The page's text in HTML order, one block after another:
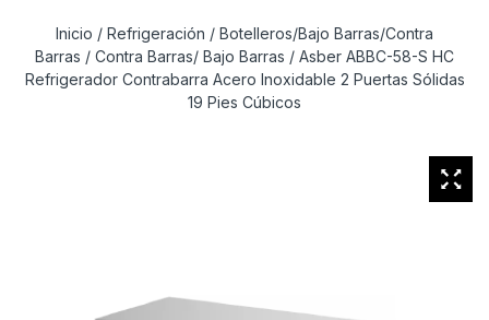
Inicio / Refrigeración / Botelleros/Bajo Barras/Contra
Barras / Contra Barras/ Bajo Barras / Asber ABBC-58-S HC
Refrigerador Contrabarra Acero Inoxidable 2 Puertas Sólidas
19 Pies Cúbicos